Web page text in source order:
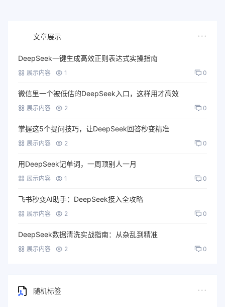
文章展示
DeepSeek一键生成高效正则表达式实操指南
展示内容 1 0
微信里一个被低估的DeepSeek入口，这样用才高效
展示内容 2 0
掌握这5个提问技巧，让DeepSeek回答秒变精准
展示内容 2 0
用DeepSeek记单词，一周顶别人一月
展示内容 1 0
飞书秒变AI助手：DeepSeek接入全攻略
展示内容 2 0
DeepSeek数据清洗实战指南：从杂乱到精准
展示内容 2 0
随机标签